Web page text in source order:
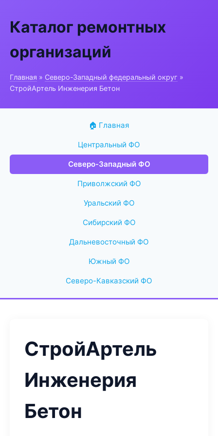
Каталог ремонтных
организаций
Главная » Северо-Западный федеральный округ »
СтройАртель Инженерия Бетон
🏠 Главная
Центральный ФО
Северо-Западный ФО
Приволжский ФО
Уральский ФО
Сибирский ФО
Дальневосточный ФО
Южный ФО
Северо-Кавказский ФО
СтройАртель
Инженерия
Бетон